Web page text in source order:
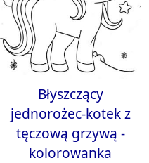
Błyszczący
jednorożec-kotek z
tęczową grzywą -
kolorowanka